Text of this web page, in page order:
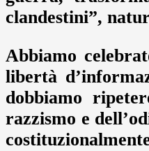
clandestini”,
Abbiamo
libertà
dobbiamo
razzismo e